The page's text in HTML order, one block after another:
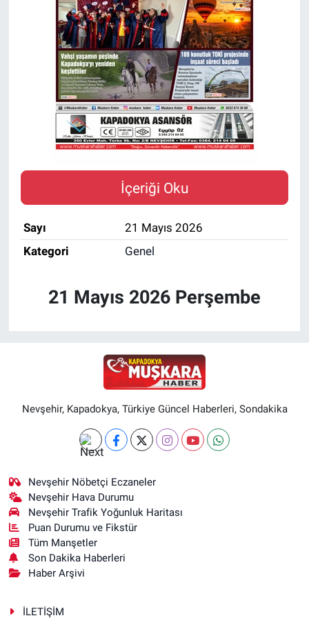
İçeriği Oku
Sayı
21 Mayıs 2026
Kategori
Genel
21 Mayıs 2026 Perşembe
Nevşehir, Kapadokya, Türkiye Güncel Haberleri, Sondakika
Nevşehir Nöbetçi Eczaneler
Nevşehir Hava Durumu
Nevşehir Trafik Yoğunluk Haritası
Puan Durumu ve Fikstür
Tüm Manşetler
Son Dakika Haberleri
Haber Arşivi
İLETİŞİM
Yaşam
VEFATLAR